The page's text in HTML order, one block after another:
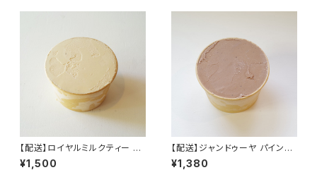
【配送】ロイヤルミルクティー パ
イント（473ml） 単品
¥1,500
【配送】ジャンドゥーヤ パイント
（473ml） 単品
¥1,380